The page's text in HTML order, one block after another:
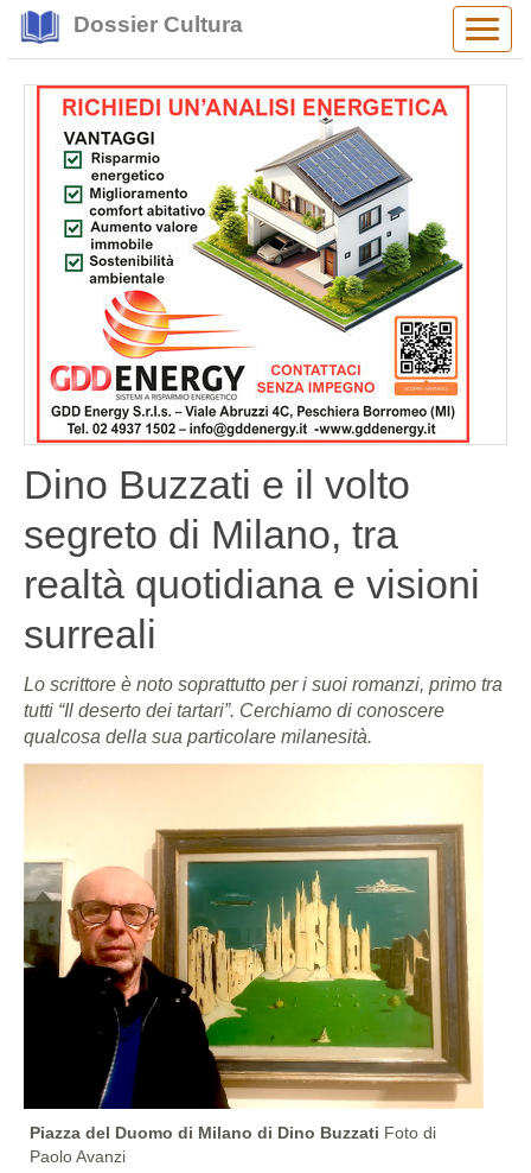
Dossier Cultura
Dino Buzzati e il volto
segreto di Milano, tra
realtà quotidiana e visioni
surreali
Lo scrittore è noto soprattutto per i suoi romanzi, primo tra
tutti “Il deserto dei tartari”. Cerchiamo di conoscere
qualcosa della sua particolare milanesità.
Piazza del Duomo di Milano di Dino Buzzati Foto di
Paolo Avanzi